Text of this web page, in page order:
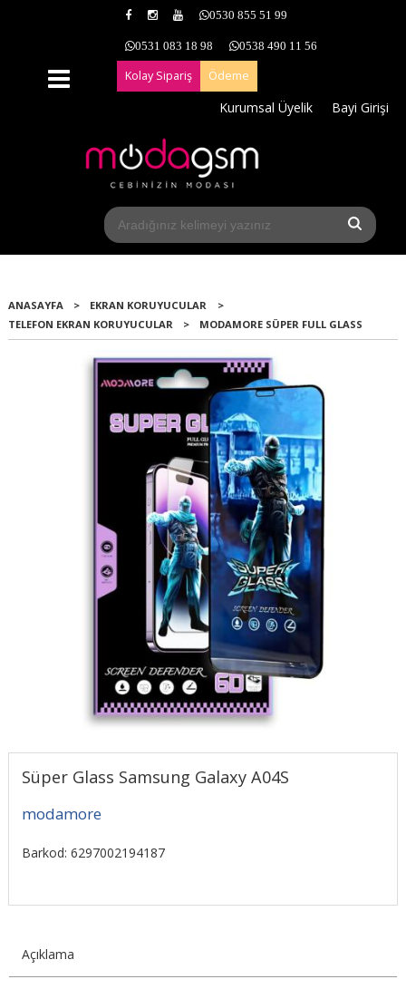
0530 855 51 99
0531 083 18 98 0538 490 11 56
Kolay Sipariş Ödeme
Kurumsal Üyelik Bayi Girişi
ANASAYFA > EKRAN KORUYUCULAR
>
TELEFON EKRAN KORUYUCULAR
> MODAMORE SÜPER FULL GLASS
Süper Glass Samsung Galaxy A04S
modamore
Barkod: 6297002194187
Açıklama